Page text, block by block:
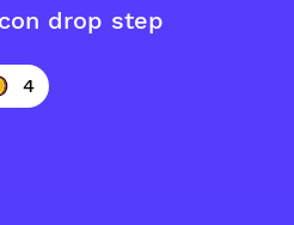
drop step
4